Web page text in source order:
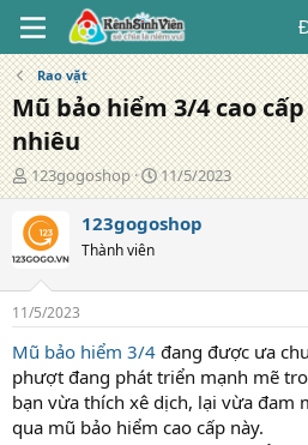
Rao vặt
Mũ bảo hiểm 3/4 cao
nhiêu
T
á
c
g
i
ả
123gogoshop
N
g
à
g
11/5/2023
123gogoshop
Thành viên
11/5/2023
Mũ bảo hiểm 3/4 đang được ưa
phượt đang phát triển mạnh mẽ
bạn vừa thích xê dịch, lại vừa đam
qua mũ bảo hiểm cao cấp này.